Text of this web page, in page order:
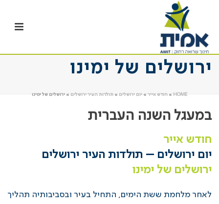
ירושלים של ימינו
HOME
» חודש אייר » יום ירושלים » תולדות העיר ירושלים » ירושלים של ימינו
במעגל השנה העברית
חודש אייר
יום ירושלים – תולדות העיר ירושלים
ירושלים של ימינו
לאחר מלחמת ששת הימים, התחיל בעיר ובסביבותיה תהליך